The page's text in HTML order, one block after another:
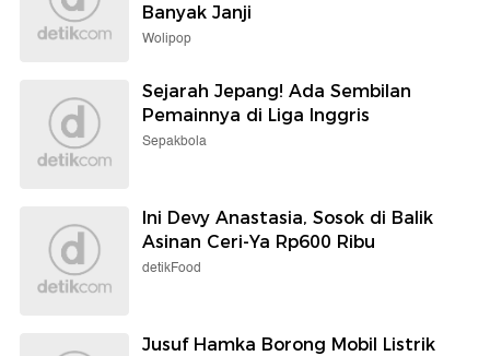
Banyak Janji
Wolipop
Sejarah Jepang! Ada Sembilan
Pemainnya di Liga Inggris
Sepakbola
Ini Devy Anastasia, Sosok di Balik
Asinan Ceri-Ya Rp600 Ribu
detikFood
Jusuf Hamka Borong Mobil Listrik